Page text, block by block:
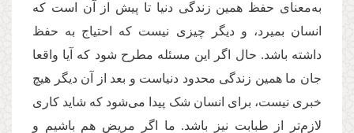
به‌معنای حفظ همین زندگی دنیا تا پیش از آن است ‌که
انسان بمیرد، و دیگر چیزی نیست که احتیاج به حفظ
داشته باشد. حال اگر این مسئله مطرح شود که آیا واقعا
جان ما همین زندگی محدود دنیاست و بعد از آن دیگر هیچ
خبری نیست، برای انسان شک پیدا می‌شود که شاید کاری
لازم‌تر از طبابت نیز باشد. ما اگر مریض هم باشیم و